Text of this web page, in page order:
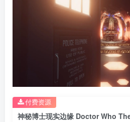
神秘博士现实边缘 Doctor Who
付费资源